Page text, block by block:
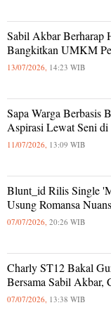
Sabil Akbar Berharap
Bangkitkan UMKM
13/07/2026, 14:23 WIB
Sapa Warga Berbasis
Aspirasi Lewat Seni
11/07/2026, 13:09 WIB
Blunt_id Rilis Single
Usung Romansa
07/07/2026, 20:26 WIB
Charly ST12 Bakal
Bersama Sabil Akbar,
07/07/2026, 13:38 WIB